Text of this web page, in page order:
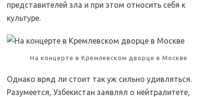
представителей зла и при этом относить себя к
культуре.
На концерте в Кремлевском дворце в Москве
Однако вряд ли стоит так уж сильно удивляться.
Разумеется, Узбекистан заявлял о нейтралитете,